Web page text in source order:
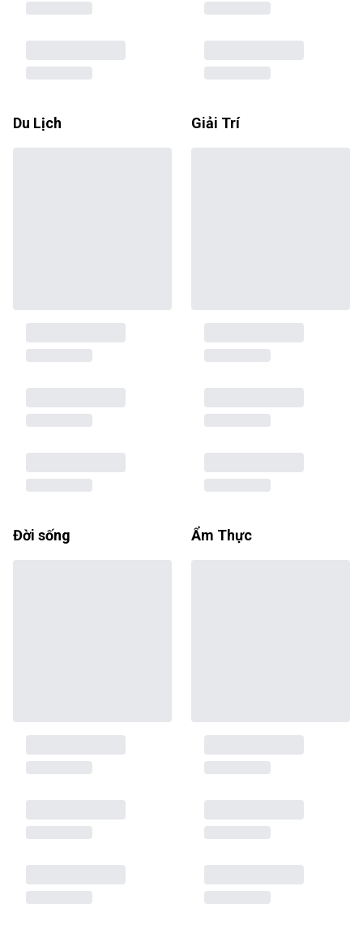
Du Lịch Giải Trí
Đời sống Ẩm Thực